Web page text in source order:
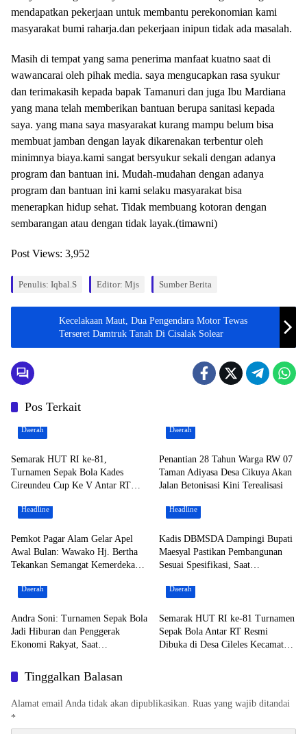
mendapatkan pekerjaan untuk membantu perekonomian kami
masyarakat bumi raharja.dan pekerjaan inipun tidak ada masalah.
Masih di tempat yang sama penerima manfaat kuatno saat di
wawancarai oleh pihak media. saya mengucapkan rasa syukur
dan terimakasih kepada bapak Tamanuri dan juga Ibu Mardiana
yang mana telah memberikan bantuan berupa sanitasi kepada
saya. yang mana saya masyarakat kurang mampu belum bisa
membuat jamban dengan layak dikarenakan terbentur oleh
minimnya biaya.kami sangat bersyukur sekali dengan adanya
program dan bantuan ini. Mudah-mudahan dengan adanya
program dan bantuan ini kami selaku masyarakat bisa
menerapkan hidup sehat. Tidak membuang kotoran dengan
sembarangan atau dengan tidak layak.(timawni)
Post Views: 3,952
Penulis: Iqbal.s Editor: Mjs Sumber Berita
Kecelakaan Maut, Dua Pengendara Motor Tewas
Terseret Damtruk Tanah Di Cisalak Solear
Pos Terkait
Daerah
Semarak HUT RI ke-81,
Turnamen Sepak Bola Kades
Cireundeu Cup Ke V Antar RT
Lapangan FC Family
Daerah
Penantian 28 Tahun Warga RW 07
Taman Adiyasa Desa Cikuya Akan
Jalan Betonisasi Kini Terealisasi
Headline
Pemkot Pagar Alam Gelar Apel
Awal Bulan: Wawako Hj. Bertha
Tekankan Semangat Kemerdekaan
Headline
Kadis DBMSDA Dampingi Bupati
Maesyal Pastikan Pembangunan
Sesuai Spesifikasi, Saat
Kronjo
Daerah
Andra Soni: Turnamen Sepak Bola
Jadi Hiburan dan Penggerak
Ekonomi Rakyat, Saat
Maung Cup 3
Daerah
Semarak HUT RI ke-81 Turnamen
Sepak Bola Antar RT Resmi
Dibuka di Desa Cileles Kecamatan
Tinggalkan Balasan
Alamat email Anda tidak akan dipublikasikan. Ruas yang wajib ditandai
*